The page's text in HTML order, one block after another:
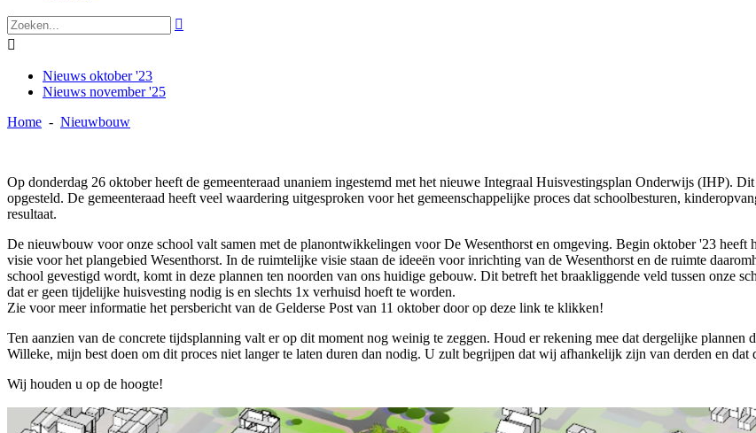


Nieuws oktober '23
Nieuws november '25
Home - Nieuwbouw
Op donderdag 26 oktober heeft de gemeenteraad unaniem ingestemd met het nieuwe Integraal Huisvestingsplan Onderwijs (IHP).
opgesteld. De gemeenteraad heeft veel waardering uitgesproken voor het gemeenschappelijke proces dat schoolbesturen,
resultaat.
De nieuwbouw voor onze school valt samen met de planontwikkelingen voor De Wesenthorst en omgeving. Begin oktober '23 heeft
visie voor het plangebied Wesenthorst. In de ruimtelijke visie staan de ideeën voor inrichting van de Wesenthorst en de ruimte
school gevestigd wordt, komt in deze plannen ten noorden van ons huidige gebouw. Dit betreft het braakliggende veld tussen onze
dat er geen tijdelijke huisvesting nodig is en slechts 1x verhuisd hoeft te worden.
Zie voor meer informatie het persbericht van de Gelderse Post van 11 oktober door op deze link te klikken!
Ten aanzien van de concrete tijdsplanning valt er op dit moment nog weinig te zeggen. Houd er rekening mee dat dergelijke plannen
Willeke, mijn best doen om dit proces niet langer te laten duren dan nodig. U zult begrijpen dat wij afhankelijk zijn van derden en
Wij houden u op de hoogte!